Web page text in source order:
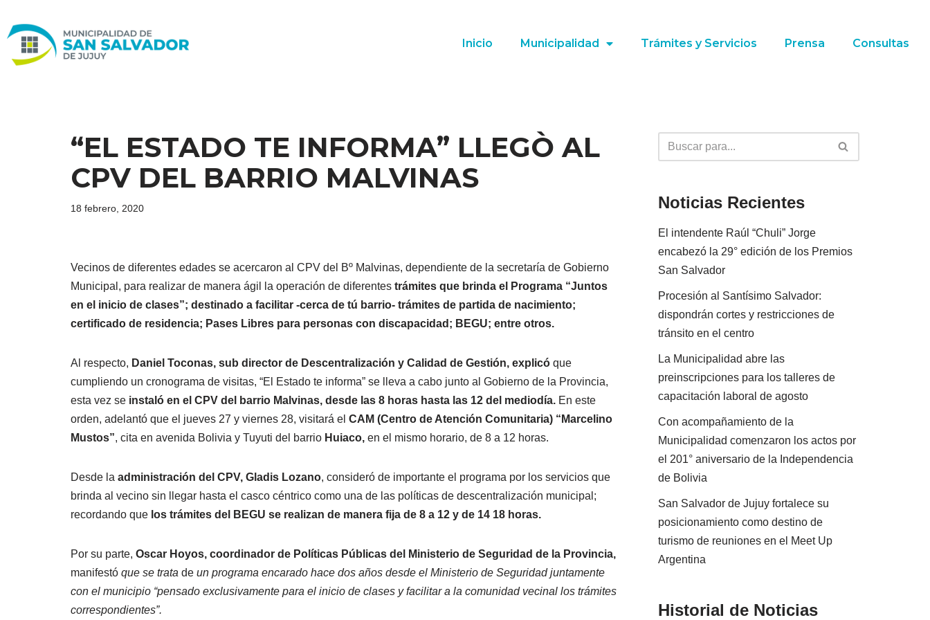
Ir
al
Inicio Municipalidad Trámites y Servicios Prensa Consultas
“EL ESTADO TE INFORMA” LLEGÒ AL
CPV DEL BARRIO MALVINAS
18 febrero, 2020
Vecinos de diferentes edades se acercaron al CPV del Bº Malvinas, dependiente de la secretaría de Gobierno
Municipal, para realizar de manera ágil la operación de diferentes trámites que brinda el Programa “Juntos
en el inicio de clases”; destinado a facilitar -cerca de tú barrio- trámites de partida de nacimiento;
certificado de residencia; Pases Libres para personas con discapacidad; BEGU; entre otros.
Al respecto, Daniel Toconas, sub director de Descentralización y Calidad de Gestión, explicó que
cumpliendo un cronograma de visitas, “El Estado te informa” se lleva a cabo junto al Gobierno de la Provincia,
esta vez se instaló en el CPV del barrio Malvinas, desde las 8 horas hasta las 12 del mediodía. En este
orden, adelantó que el jueves 27 y viernes 28, visitará el CAM (Centro de Atención Comunitaria) “Marcelino
Mustos”, cita en avenida Bolivia y Tuyuti del barrio Huiaco, en el mismo horario, de 8 a 12 horas.
Desde la administración del CPV, Gladis Lozano, consideró de importante el programa por los servicios que
brinda al vecino sin llegar hasta el casco céntrico como una de las políticas de descentralización municipal;
recordando que los trámites del BEGU se realizan de manera fija de 8 a 12 y de 14 18 horas.
Por su parte, Oscar Hoyos, coordinador de Políticas Públicas del Ministerio de Seguridad de la Provincia,
manifestó que se trata de un programa encarado hace dos años desde el Ministerio de Seguridad juntamente
con el municipio “pensado exclusivamente para el inicio de clases y facilitar a la comunidad vecinal los trámites
correspondientes”.
Noticias Recientes
El intendente Raúl “Chuli” Jorge
encabezó la 29° edición de los Premios
San Salvador
Procesión al Santísimo Salvador:
dispondrán cortes y restricciones de
tránsito en el centro
La Municipalidad abre las
preinscripciones para los talleres de
capacitación laboral de agosto
Con acompañamiento de la
Municipalidad comenzaron los actos por
el 201° aniversario de la Independencia
de Bolivia
San Salvador de Jujuy fortalece su
posicionamiento como destino de
turismo de reuniones en el Meet Up
Argentina
Historial de Noticias